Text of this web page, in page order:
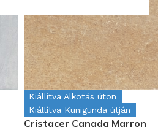
Kiállítva Alkotás úton
Kiállítva Kunigunda útján
Cristacer Canada Marron